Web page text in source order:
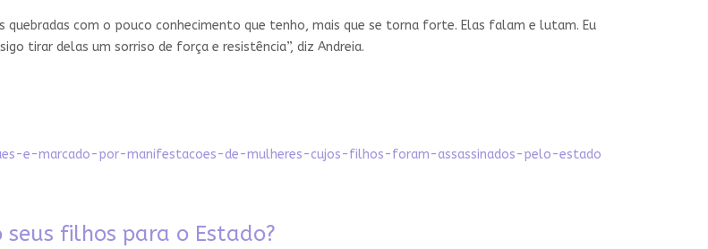
quebradas com o pouco conhecimento que tenho, mais que se torna forte. Elas falam e lutam. Eu
tirar delas um sorriso de força e resistência”, diz Andreia.
e-marcado-por-manifestacoes-de-mulheres-cujos-filhos-foram-assassinados-pelo-estado
filhos para o Estado?